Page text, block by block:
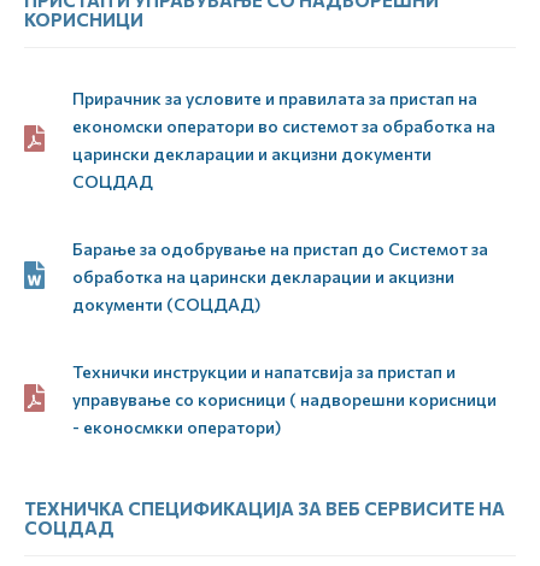
КОРИСНИЦИ
Прирачник за условите и правилата за пристап на
економски оператори во системот за обработка на
царински декларации и акцизни документи
СОЦДАД
Барање за одобрување на пристап до Системот за
обработка на царински декларации и акцизни
документи (СОЦДАД)
Технички инструкции и напатсвија за пристап и
управување со корисници ( надворешни корисници
- еконосмкки оператори)
ТЕХНИЧКА СПЕЦИФИКАЦИЈА ЗА ВЕБ СЕРВИСИТЕ НА
СОЦДАД